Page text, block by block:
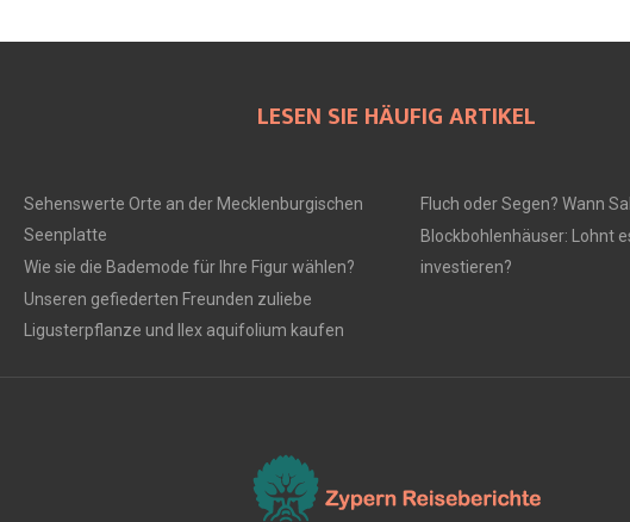
LESEN SIE HÄUFIG ARTIKEL
Sehenswerte Orte an der Mecklenburgischen
Seenplatte
Wie sie die Bademode für Ihre Figur wählen?
Unseren gefiederten Freunden zuliebe
Ligusterpflanze und Ilex aquifolium kaufen
Fluch oder Segen? Wann
Blockbohlenhäuser: Lohnt
investieren?